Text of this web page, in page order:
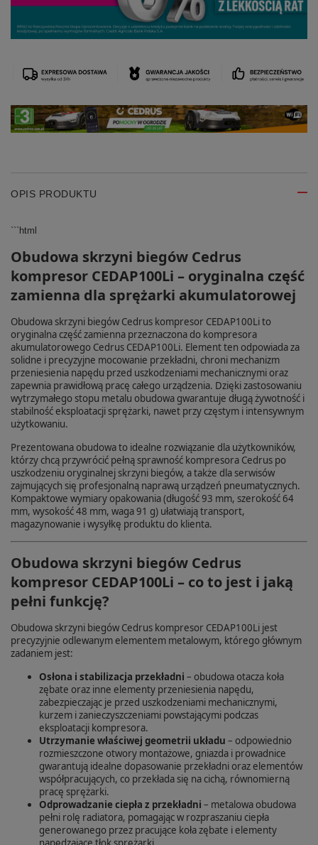
OPIS PRODUKTU
```html
Obudowa skrzyni biegów Cedrus
kompresor CEDAP100Li – oryginalna część
zamienna dla sprężarki akumulatorowej
Obudowa skrzyni biegów Cedrus kompresor CEDAP100Li to
oryginalna część zamienna przeznaczona do kompresora
akumulatorowego Cedrus CEDAP100Li. Element ten odpowiada za
solidne i precyzyjne mocowanie przekładni, chroni mechanizm
przeniesienia napędu przed uszkodzeniami mechanicznymi oraz
zapewnia prawidłową pracę całego urządzenia. Dzięki zastosowaniu
wytrzymałego stopu metalu obudowa gwarantuje długą żywotność i
stabilność eksploatacji sprężarki, nawet przy częstym i intensywnym
użytkowaniu.
Prezentowana obudowa to idealne rozwiązanie dla użytkowników,
którzy chcą przywrócić pełną sprawność kompresora Cedrus po
uszkodzeniu oryginalnej skrzyni biegów, a także dla serwisów
zajmujących się profesjonalną naprawą urządzeń pneumatycznych.
Kompaktowe wymiary opakowania (długość 93 mm, szerokość 64
mm, wysokość 48 mm, waga 91 g) ułatwiają transport,
magazynowanie i wysyłkę produktu do klienta.
Obudowa skrzyni biegów Cedrus
kompresor CEDAP100Li – co to jest i jaką
pełni funkcję?
Obudowa skrzyni biegów Cedrus kompresor CEDAP100Li jest
precyzyjnie odlewanym elementem metalowym, którego głównym
zadaniem jest:
Osłona i stabilizacja przekładni – obudowa otacza koła
zębate oraz inne elementy przeniesienia napędu,
zabezpieczając je przed uszkodzeniami mechanicznymi,
kurzem i zanieczyszczeniami powstającymi podczas
eksploatacji kompresora.
Utrzymanie właściwej geometrii układu – odpowiednio
rozmieszczone otwory montażowe, gniazda i prowadnice
gwarantują idealne dopasowanie przekładni oraz elementów
współpracujących, co przekłada się na cichą, równomierną
pracę sprężarki.
Odprowadzanie ciepła z przekładni – metalowa obudowa
pełni rolę radiatora, pomagając w rozpraszaniu ciepła
generowanego przez pracujące koła zębate i elementy